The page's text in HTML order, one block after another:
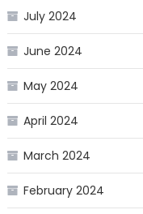
July 2024
June 2024
May 2024
April 2024
March 2024
February 2024